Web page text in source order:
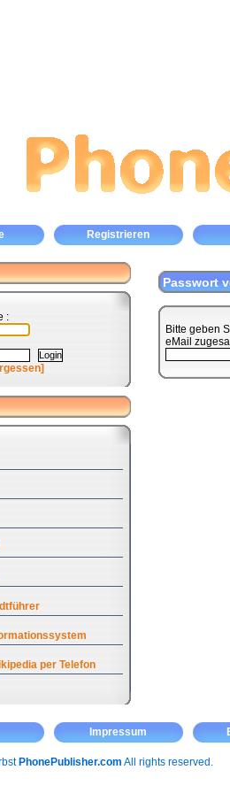
Registrieren
:
per Telefon
Passwort
Bitte geben
eMail
Impressum
PhonePublisher.com All rights reserved.